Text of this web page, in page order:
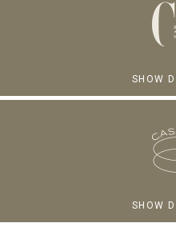
SHOW
SHOW